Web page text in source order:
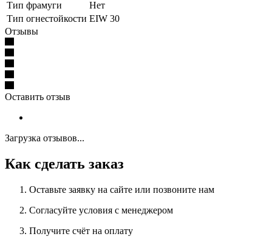
Тип фрамуги
Нет
Тип огнестойкости EIW 30
Отзывы
Оставить отзыв
Загрузка отзывов...
Как сделать заказ
Оставьте заявку на сайте или позвоните нам
Согласуйте условия с менеджером
Получите счёт на оплату